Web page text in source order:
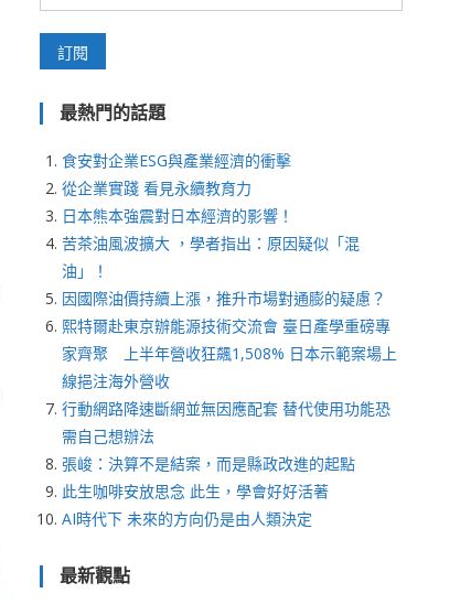
最熱門的話題
食安對企業ESG與產業經濟的衝擊
從企業實踐 看見永續教育力
日本熊本強震對日本經濟的影響！
苦茶油風波擴大 ，學者指出：原因疑似「混
油」！
因國際油價持續上漲，推升市場對通膨的疑慮？
熙特爾赴東京辦能源技術交流會 臺日產學重磅專
家齊聚 上半年營收狂飆1,508% 日本示範案場上
線挹注海外營收
行動網路降速斷網並無因應配套 替代使用功能恐
需自己想辦法
張峻：決算不是結案，而是縣政改進的起點
此生咖啡安放思念 此生，學會好好活著
AI時代下 未來的方向仍是由人類決定
最新觀點